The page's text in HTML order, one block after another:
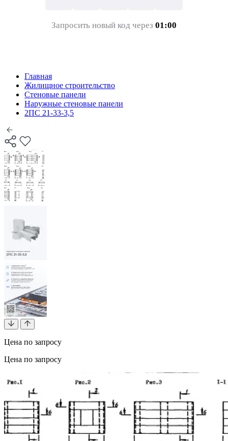
Запросить новый код через 01:00
Главная
Жилищное строительство
Стеновые панели
Наружные стеновые панели
2ПС 21-33-3,5
Цена по запросу
Цена по запросу